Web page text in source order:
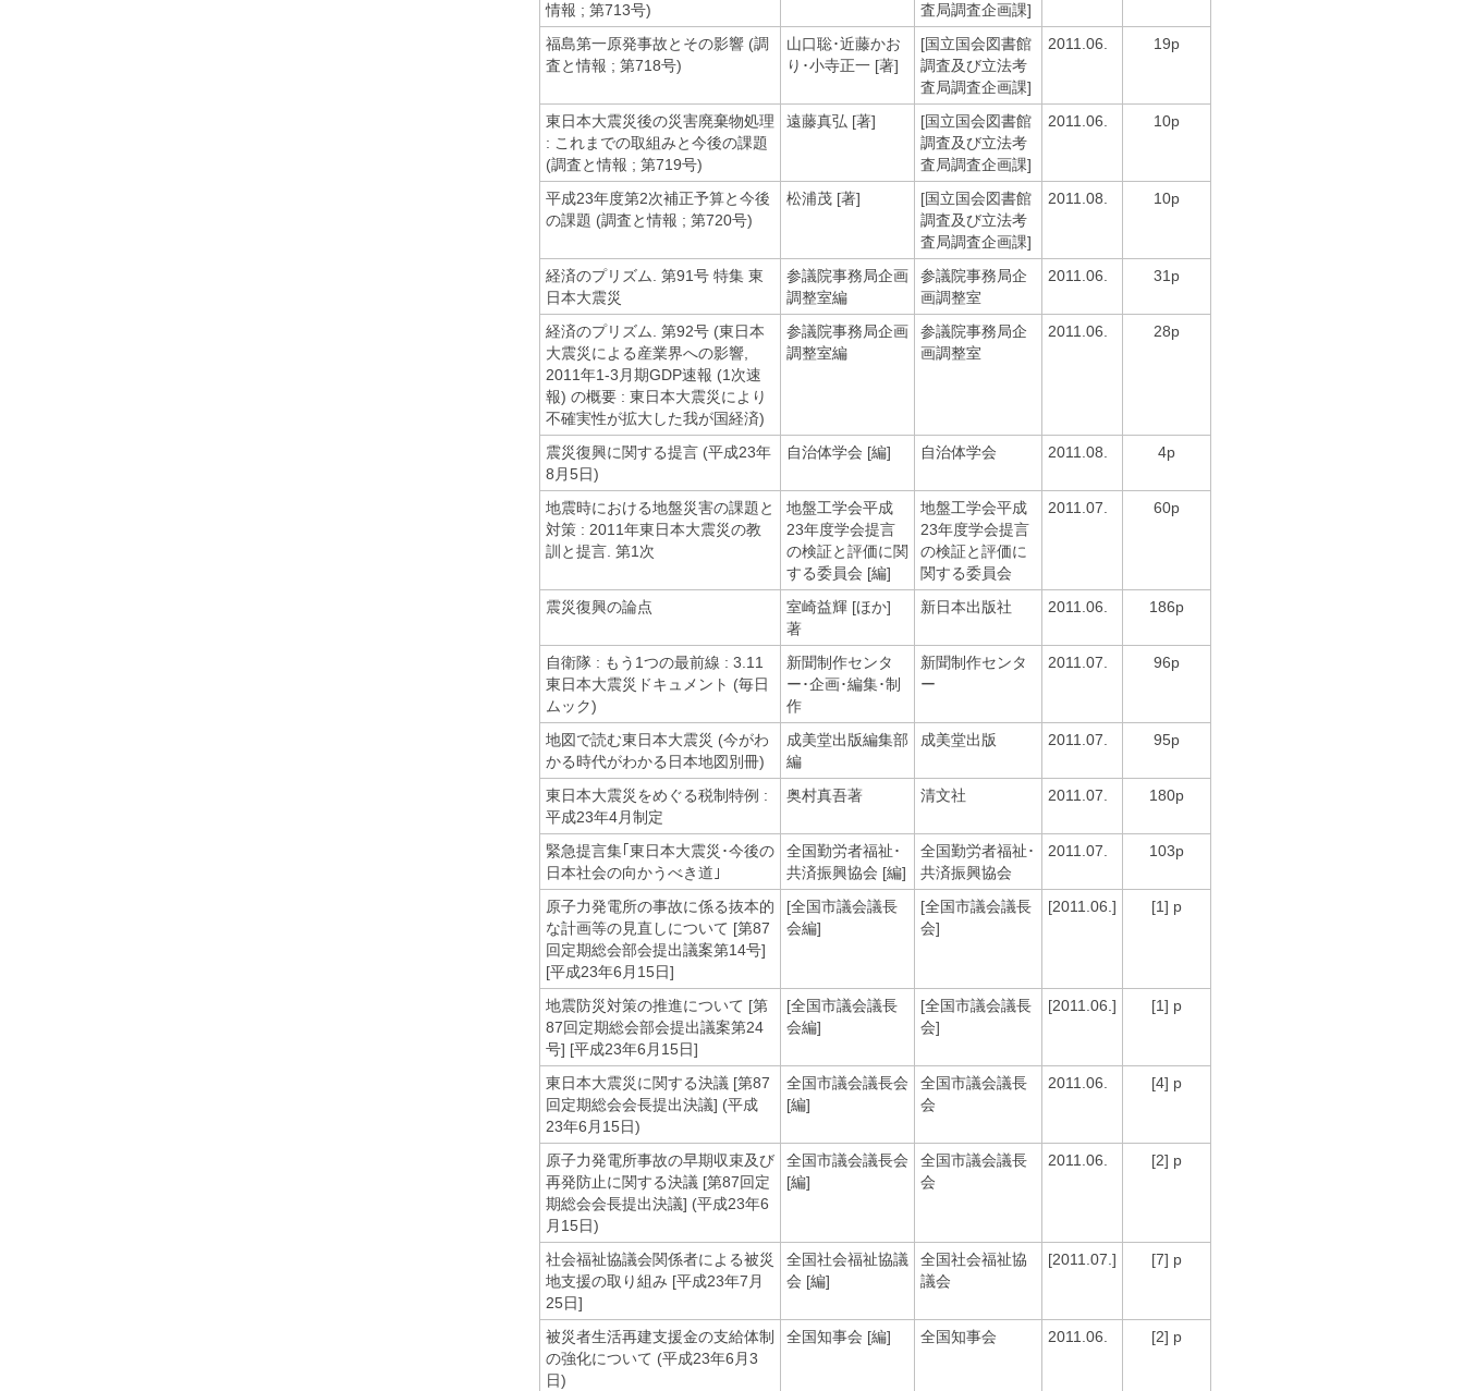
情報 ; 第713号)
査局調査企画課]
福島第一原発事故とその影響 (調
査と情報 ; 第718号)
山口聡･近藤かお
り･小寺正一 [著]
[国立国会図書館
調査及び立法考
査局調査企画課]
2011.06. 19p
東日本大震災後の災害廃棄物処理
: これまでの取組みと今後の課題
(調査と情報 ; 第719号)
遠藤真弘 [著]
[国立国会図書館
調査及び立法考
査局調査企画課]
2011.06. 10p
平成23年度第2次補正予算と今後
の課題 (調査と情報 ; 第720号)
松浦茂 [著]
[国立国会図書館
調査及び立法考
査局調査企画課]
2011.08. 10p
経済のプリズム. 第91号 特集 東
日本大震災
参議院事務局企画
調整室編
参議院事務局企
画調整室
2011.06. 31p
経済のプリズム. 第92号 (東日本
大震災による産業界への影響,
2011年1-3月期GDP速報 (1次速
報) の概要 : 東日本大震災により
不確実性が拡大した我が国経済)
参議院事務局企画
調整室編
参議院事務局企
画調整室
2011.06. 28p
震災復興に関する提言 (平成23年
8月5日)
自治体学会 [編] 自治体学会 2011.08. 4p
地震時における地盤災害の課題と
対策 : 2011年東日本大震災の教
訓と提言. 第1次
地盤工学会平成
23年度学会提言
の検証と評価に関
する委員会 [編]
地盤工学会平成
23年度学会提言
の検証と評価に
関する委員会
2011.07. 60p
震災復興の論点
室崎益輝 [ほか]
著
新日本出版社 2011.06. 186p
自衛隊 : もう1つの最前線 : 3.11
東日本大震災ドキュメント (毎日
ムック)
新聞制作センタ
ー･企画･編集･制
作
新聞制作センタ
ー
2011.07. 96p
地図で読む東日本大震災 (今がわ
かる時代がわかる日本地図別冊)
成美堂出版編集部
編
成美堂出版 2011.07. 95p
東日本大震災をめぐる税制特例 :
平成23年4月制定
奥村真吾著 清文社 2011.07. 180p
緊急提言集｢東日本大震災･今後の
日本社会の向かうべき道｣
全国勤労者福祉･
共済振興協会 [編]
全国勤労者福祉･
共済振興協会
2011.07. 103p
原子力発電所の事故に係る抜本的
な計画等の見直しについて [第87
回定期総会部会提出議案第14号]
[平成23年6月15日]
[全国市議会議長
会編]
[全国市議会議長
会]
[2011.06.] [1] p
地震防災対策の推進について [第
87回定期総会部会提出議案第24
号] [平成23年6月15日]
[全国市議会議長
会編]
[全国市議会議長
会]
[2011.06.] [1] p
東日本大震災に関する決議 [第87
回定期総会会長提出決議] (平成
23年6月15日)
全国市議会議長会
[編]
全国市議会議長
会
2011.06. [4] p
原子力発電所事故の早期収束及び
再発防止に関する決議 [第87回定
期総会会長提出決議] (平成23年6
月15日)
全国市議会議長会
[編]
全国市議会議長
会
2011.06. [2] p
社会福祉協議会関係者による被災
地支援の取り組み [平成23年7月
25日]
全国社会福祉協議
会 [編]
全国社会福祉協
議会
[2011.07.] [7] p
被災者生活再建支援金の支給体制
の強化について (平成23年6月3
日)
全国知事会 [編] 全国知事会 2011.06. [2] p